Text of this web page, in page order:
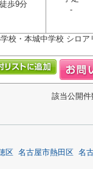
徒歩9分
-
・本城中学校 シロア
該当公開件
区 名古屋市熱田区
名